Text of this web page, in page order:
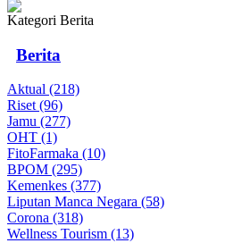
Kategori Berita
Berita
Aktual (218)
Riset (96)
Jamu (277)
OHT (1)
FitoFarmaka (10)
BPOM (295)
Kemenkes (377)
Liputan Manca Negara (58)
Corona (318)
Wellness Tourism (13)